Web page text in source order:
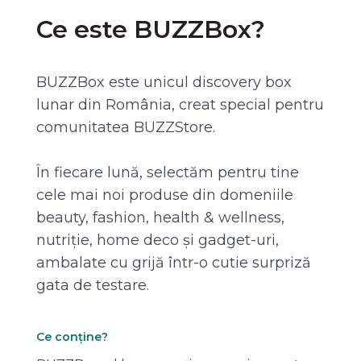
Ce este BUZZBox?
BUZZBox este unicul discovery box
lunar din România, creat special pentru
comunitatea BUZZStore.
În fiecare lună, selectăm pentru tine
cele mai noi produse din domeniile
beauty, fashion, health & wellness,
nutriție, home deco și gadget-uri,
ambalate cu grijă într-o cutie surpriză
gata de testare.
Ce conține?